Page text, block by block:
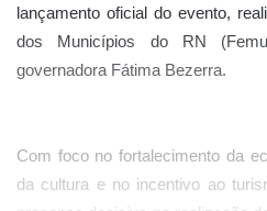
lançamento oficial do evento,
dos Municípios do RN
governadora Fátima Bezerra.
Com foco no fortalecimento da
da cultura e no incentivo ao